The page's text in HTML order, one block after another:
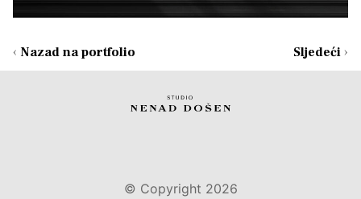
‹ Nazad na portfolio Sljedeći ›
© Copyright 2026